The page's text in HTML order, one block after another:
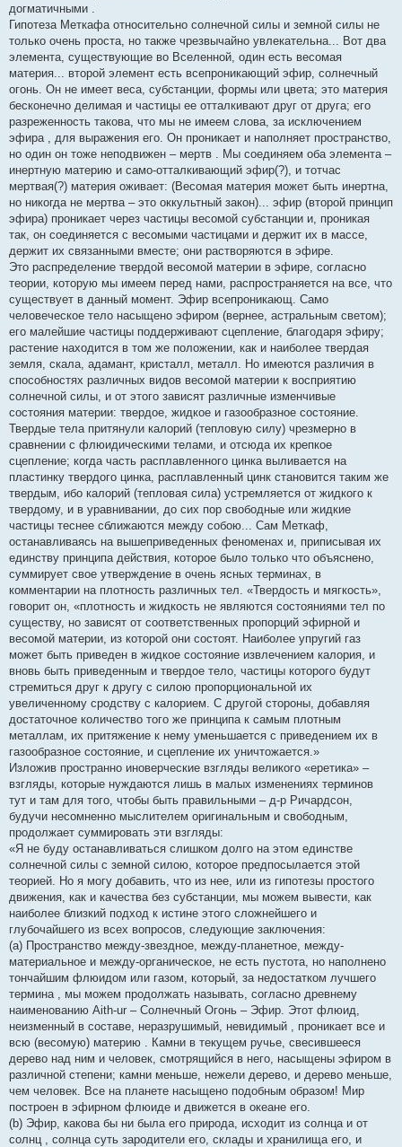
догматичными .
Гипотеза Меткафа относительно солнечной силы и земной силы не
только очень проста, но также чрезвычайно увлекательна... Вот два
элемента, существующие во Вселенной, один есть весомая
материя... второй элемент есть всепроникающий эфир, солнечный
огонь. Он не имеет веса, субстанции, формы или цвета; это материя
бесконечно делимая и частицы ее отталкивают друг от друга; его
разреженность такова, что мы не имеем слова, за исключением
эфира , для выражения его. Он проникает и наполняет пространство,
но один он тоже неподвижен – мертв . Мы соединяем оба элемента –
инертную материю и само-отталкивающий эфир(?), и тотчас
мертвая(?) материя оживает: (Весомая материя может быть инертна,
но никогда не мертва – это оккультный закон)... эфир (второй принцип
эфира) проникает через частицы весомой субстанции и, проникая
так, он соединяется с весомыми частицами и держит их в массе,
держит их связанными вместе; они растворяются в эфире.
Это распределение твердой весомой материи в эфире, согласно
теории, которую мы имеем перед нами, распространяется на все, что
существует в данный момент. Эфир всепроникающ. Само
человеческое тело насыщено эфиром (вернее, астральным светом);
его малейшие частицы поддерживают сцепление, благодаря эфиру;
растение находится в том же положении, как и наиболее твердая
земля, скала, адамант, кристалл, металл. Но имеются различия в
способностях различных видов весомой материи к восприятию
солнечной силы, и от этого зависят различные изменчивые
состояния материи: твердое, жидкое и газообразное состояние.
Твердые тела притянули калорий (тепловую силу) чрезмерно в
сравнении с флюидическими телами, и отсюда их крепкое
сцепление; когда часть расплавленного цинка выливается на
пластинку твердого цинка, расплавленный цинк становится таким же
твердым, ибо калорий (тепловая сила) устремляется от жидкого к
твердому, и в уравнивании, до сих пор свободные или жидкие
частицы теснее сближаются между собою... Сам Меткаф,
останавливаясь на вышеприведенных феноменах и, приписывая их
единству принципа действия, которое было только что объяснено,
суммирует свое утверждение в очень ясных терминах, в
комментарии на плотность различных тел. «Твердость и мягкость»,
говорит он, «плотность и жидкость не являются состояниями тел по
существу, но зависят от соответственных пропорций эфирной и
весомой материи, из которой они состоят. Наиболее упругий газ
может быть приведен в жидкое состояние извлечением калория, и
вновь быть приведенным и твердое тело, частицы которого будут
стремиться друг к другу с силою пропорциональной их
увеличенному сродству с калорием. С другой стороны, добавляя
достаточное количество того же принципа к самым плотным
металлам, их притяжение к нему уменьшается с приведением их в
газообразное состояние, и сцепление их уничтожается.»
Изложив пространно иноверческие взгляды великого «еретика» –
взгляды, которые нуждаются лишь в малых изменениях терминов
тут и там для того, чтобы быть правильными – д-р Ричардсон,
будучи несомненно мыслителем оригинальным и свободным,
продолжает суммировать эти взгляды:
«Я не буду останавливаться слишком долго на этом единстве
солнечной силы с земной силою, которое предпосылается этой
теорией. Но я могу добавить, что из нее, или из гипотезы простого
движения, как и качества без субстанции, мы можем вывести, как
наиболее близкий подход к истине этого сложнейшего и
глубочайшего из всех вопросов, следующие заключения:
(a) Пространство между-звездное, между-планетное, между-
материальное и между-органическое, не есть пустота, но наполнено
тончайшим флюидом или газом, который, за недостатком лучшего
термина , мы можем продолжать называть, согласно древнему
наименованию Aith-ur – Солнечный Огонь – Эфир. Этот флюид,
неизменный в составе, неразрушимый, невидимый , проникает все и
всю (весомую) материю . Камни в текущем ручье, свесившееся
дерево над ним и человек, смотрящийся в него, насыщены эфиром в
различной степени; камни меньше, нежели дерево, и дерево меньше,
чем человек. Все на планете насыщено подобным образом! Мир
построен в эфирном флюиде и движется в океане его.
(b) Эфир, какова бы ни была его природа, исходит из солнца и от
солнц , солнца суть зародители его, склады и хранилища его, и